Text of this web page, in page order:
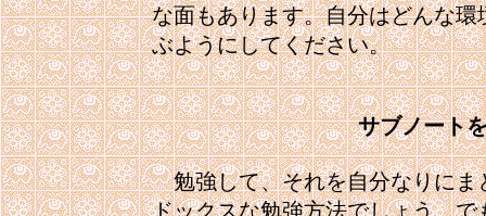
な面もあります。自分はどんな
ぶようにしてください。
サブノート
勉強して、それを自分なりにま
ドックスな勉強方法でしょう。